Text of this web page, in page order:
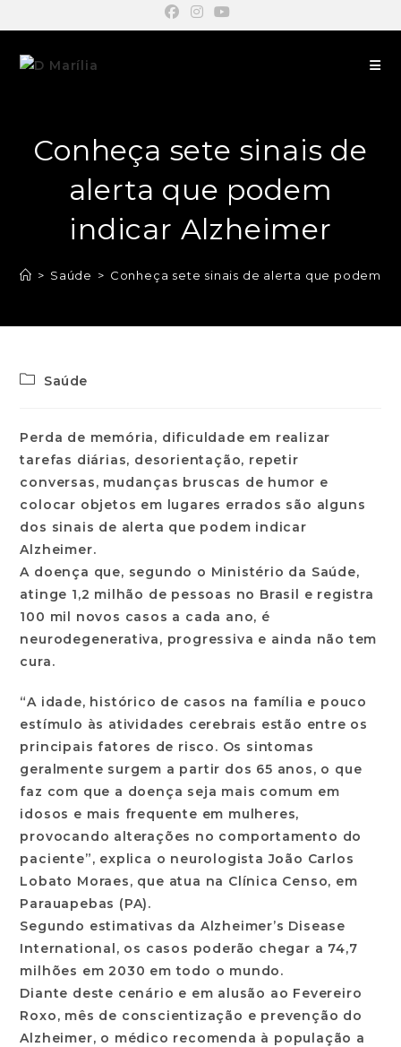
Conheça sete sinais de
alerta que podem
indicar Alzheimer
> Saúde > Conheça sete sinais de alerta que podem
Saúde
Perda de memória, dificuldade em realizar
tarefas diárias, desorientação, repetir
conversas, mudanças bruscas de humor e
colocar objetos em lugares errados são alguns
dos sinais de alerta que podem indicar
Alzheimer.
A doença que, segundo o Ministério da Saúde,
atinge 1,2 milhão de pessoas no Brasil e registra
100 mil novos casos a cada ano, é
neurodegenerativa, progressiva e ainda não tem
cura.
“A idade, histórico de casos na família e pouco
estímulo às atividades cerebrais estão entre os
principais fatores de risco. Os sintomas
geralmente surgem a partir dos 65 anos, o que
faz com que a doença seja mais comum em
idosos e mais frequente em mulheres,
provocando alterações no comportamento do
paciente”, explica o neurologista João Carlos
Lobato Moraes, que atua na Clínica Censo, em
Parauapebas (PA).
Segundo estimativas da Alzheimer’s Disease
International, os casos poderão chegar a 74,7
milhões em 2030 em todo o mundo.
Diante deste cenário e em alusão ao Fevereiro
Roxo, mês de conscientização e prevenção do
Alzheimer, o médico recomenda à população a